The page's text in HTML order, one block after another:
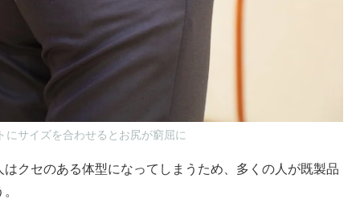
にサイズを合わせるとお尻が窮屈に
クセのある体型になってしまうため、多くの人が既製品